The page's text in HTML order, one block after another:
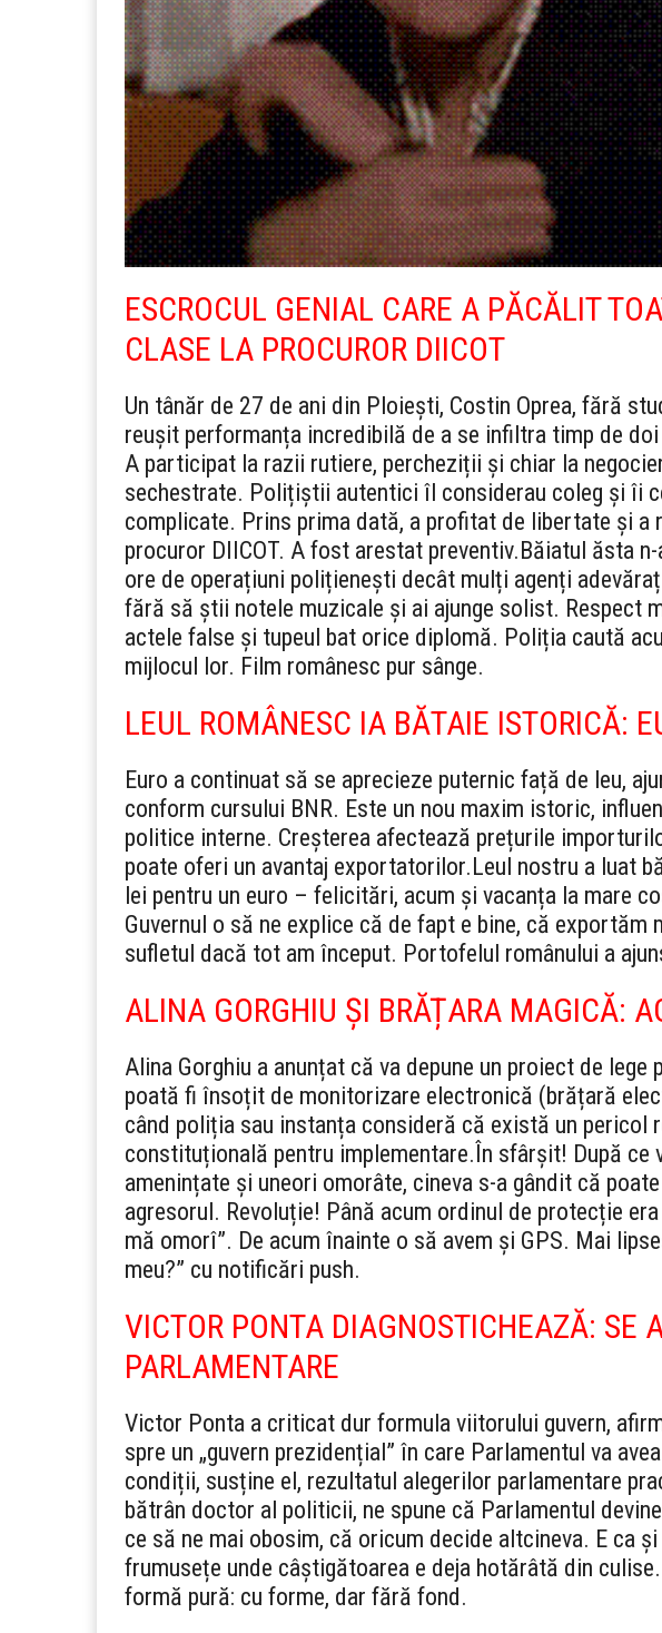
ESCROCUL GENIAL CARE A PĂCĂLIT
CLASE LA PROCUROR DIICOT
Un tânăr de 27 de ani din Ploiești, Costin Oprea, fără
reușit performanța incredibilă de a se infiltra timp de
A participat la razii rutiere, percheziții și chiar la
sechestrate. Polițiștii autentici îl considerau coleg și îi
complicate. Prins prima dată, a profitat de libertate și a
procuror DIICOT. A fost arestat preventiv.Băiatul ăsta
ore de operațiuni polițienești decât mulți agenți
fără să știi notele muzicale și ai ajunge solist. Respect
actele false și tupeul bat orice diplomă. Poliția caută
mijlocul lor. Film românesc pur sânge.
LEUL ROMÂNESC IA BĂTAIE ISTORICĂ:
Euro a continuat să se aprecieze puternic față de leu,
conform cursului BNR. Este un nou maxim istoric,
politice interne. Creșterea afectează prețurile
poate oferi un avantaj exportatorilor.Leul nostru a luat
lei pentru un euro – felicitări, acum și vacanța la mare
Guvernul o să ne explice că de fapt e bine, că
sufletul dacă tot am început. Portofelul românului a
ALINA GORGHIU ȘI BRĂȚARA MAGICĂ:
Alina Gorghiu a anunțat că va depune un proiect de
poată fi însoțit de monitorizare electronică (brățară
când poliția sau instanța consideră că există un pericol
constituțională pentru implementare.În sfârșit! După ce
amenințate și uneori omorâte, cineva s-a gândit că
agresorul. Revoluție! Până acum ordinul de protecție
mă omorî”. De acum înainte o să avem și GPS. Mai
meu?” cu notificări push.
VICTOR PONTA DIAGNOSTICHEAZĂ: SE
PARLAMENTARE
Victor Ponta a criticat dur formula viitorului guvern,
spre un „guvern prezidențial” în care Parlamentul va
condiții, susține el, rezultatul alegerilor parlamentare
bătrân doctor al politicii, ne spune că Parlamentul
ce să ne mai obosim, că oricum decide altcineva. E ca
frumusețe unde câștigătoarea e deja hotărâtă din
formă pură: cu forme, dar fără fond.